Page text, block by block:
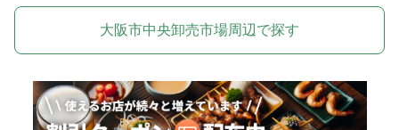
大阪市中央卸売市場周辺で探す